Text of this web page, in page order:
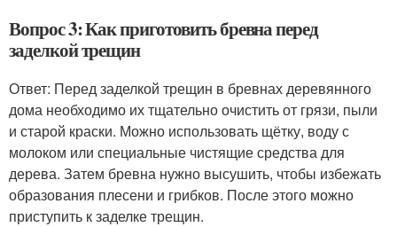
Вопрос 3: Как приготовить бревна перед
заделкой трещин
Ответ: Перед заделкой трещин в бревнах деревянного
дома необходимо их тщательно очистить от грязи, пыли
и старой краски. Можно использовать щётку, воду с
молоком или специальные чистящие средства для
дерева. Затем бревна нужно высушить, чтобы избежать
образования плесени и грибков. После этого можно
приступить к заделке трещин.